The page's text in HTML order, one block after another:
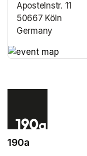
Apostelnstr. 11
50667 Köln
Germany
190a